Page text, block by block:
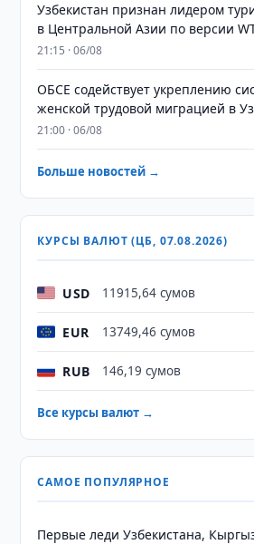
Узбекистан признан лидером
в Центральной Азии по версии
21:15 · 06/08
ОБСЕ содействует укреплению
женской трудовой миграцией в
21:00 · 06/08
Больше новостей →
КУРСЫ ВАЛЮТ (ЦБ, 07.08.2026)
USD 11915,64 сумов
EUR 13749,46 сумов
RUB 146,19 сумов
Все курсы валют →
САМОЕ ПОПУЛЯРНОЕ
Первые леди Узбекистана,